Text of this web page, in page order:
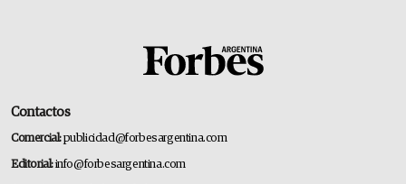
Contactos
Comercial:publicidad@forbesargentina.com
Editorial:info@forbesargentina.com